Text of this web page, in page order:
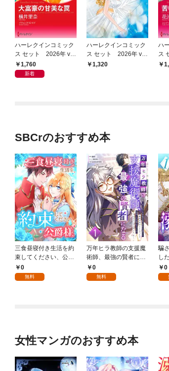
ハーレクインコミック
ス セット 2026年 vo
l.1066
1,760
新着
ハーレクインコミック
ス セット 2026年 vo
l.860
1,320
ハ
ス
SBCrのおすすめ本
三食昼寝付き生活を約
束してください、公爵
様 1話
0
無料
万年ヒラ教師の支援魔
術師、最強の賢者にな
る～不人気の支援魔術
師は給料泥棒だと魔術
0
無料
騙
し
0
女性マンガのおすすめ本